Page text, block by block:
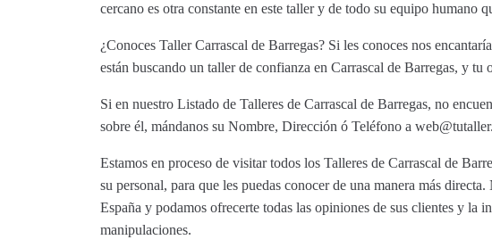
cercano es otra constante en este taller y de todo su equipo humano
¿Conoces Taller Carrascal de Barregas? Si les conoces nos
están buscando un taller de confianza en Carrascal de Barregas, y tu
Si en nuestro Listado de Talleres de Carrascal de Barregas, no
sobre él, mándanos su Nombre, Dirección ó Teléfono a
Estamos en proceso de visitar todos los Talleres de Carrascal de
su personal, para que les puedas conocer de una manera más
España y podamos ofrecerte todas las opiniones de sus clientes y la
manipulaciones.